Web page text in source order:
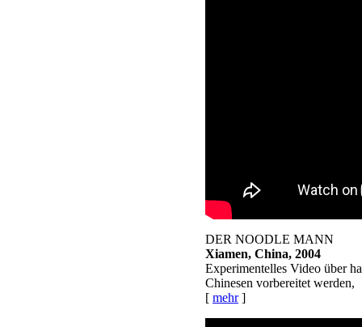
DER NOODLE MANN
Xiamen, China, 2004
Experimentelles Video über
Chinesen vorbereitet werden,
[ mehr]